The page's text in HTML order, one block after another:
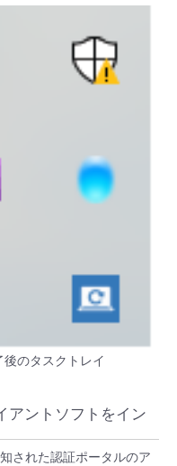
後のタスクトレイ
アントソフトをイン
された認証ポータルのア